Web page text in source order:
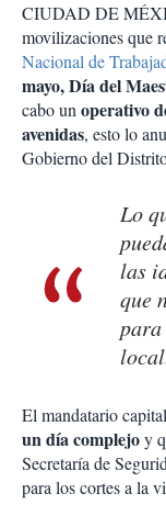
CIUDAD DE
movilizaciones que
Nacional de
mayo, Día del
cabo unoperativo
avenidas, esto lo
Gobierno del
Lo
las
que
El mandatario
un día complejoy
Secretaría de
para los cortes a la